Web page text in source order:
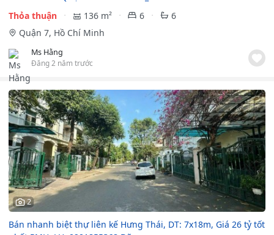
Thỏa thuận
136 m² 6
6
Quận 7, Hồ Chí Minh
Ms Hằng
Đăng 2 năm trước
2
Bán nhanh biệt thự liên kế Hưng Thái, DT: 7x18m, Giá 26 tỷ tốt